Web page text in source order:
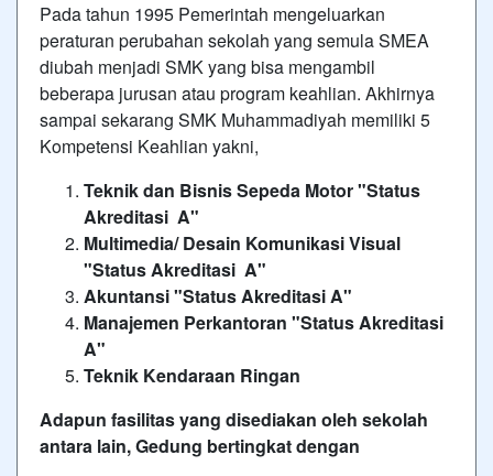
Pada tahun 1995 Pemerintah mengeluarkan
peraturan perubahan sekolah yang semula SMEA
diubah menjadi SMK yang bisa mengambil
beberapa jurusan atau program keahlian. Akhirnya
sampai sekarang SMK Muhammadiyah memiliki 5
Kompetensi Keahlian yakni,
Teknik dan Bisnis Sepeda Motor "Status
Akreditasi A"
Multimedia/ Desain Komunikasi Visual
"Status Akreditasi A"
Akuntansi "Status Akreditasi A"
Manajemen Perkantoran "Status Akreditasi
A"
Teknik Kendaraan Ringan
Adapun fasilitas yang disediakan oleh sekolah
antara lain, Gedung bertingkat dengan